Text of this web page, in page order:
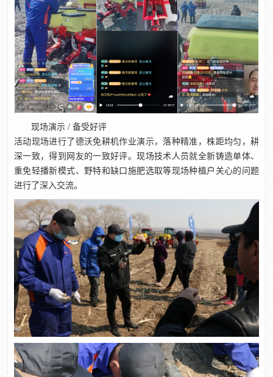
现场演示 / 备受好评
活动现场进行了德沃免耕机作业演示，落种精准，株距均匀，耕
深一致，得到网友的一致好评。现场技术人员就全新铸造单体、
重免轻播新模式、野特和缺口施肥选取等现场种植户关心的问题
进行了深入交流。